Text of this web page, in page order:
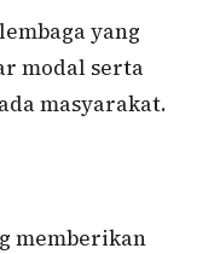
yang
modal serta
masyarakat.
memberikan